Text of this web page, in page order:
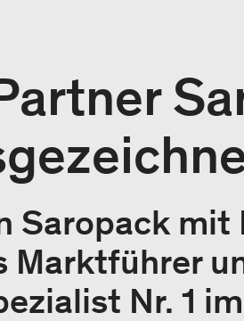
Saropack
Marktführer
Nr. 1